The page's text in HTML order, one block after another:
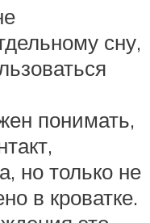
сну,
понимать,
но только не
в кроватке.